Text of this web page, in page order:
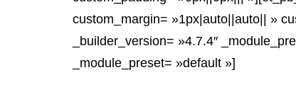
custom_margin= »1px|auto||auto|| »
_builder_version= »4.7.4″
_module_preset= »default »]